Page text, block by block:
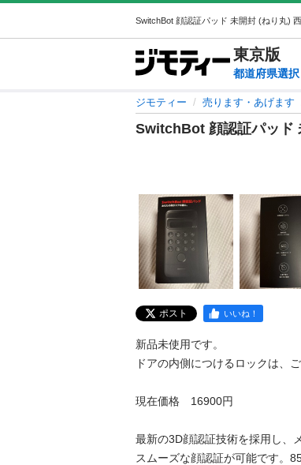
東京版
都道府県選択
ジモティー 売ります・あげます
SwitchBot 顔認証パッド
ポスト いいね！
新品未使用です。
ドアの内側につけるロックは、
現在価格　16900円
最新の3D顔認証技術を採用し、
スムーズな顔認証が可能です。